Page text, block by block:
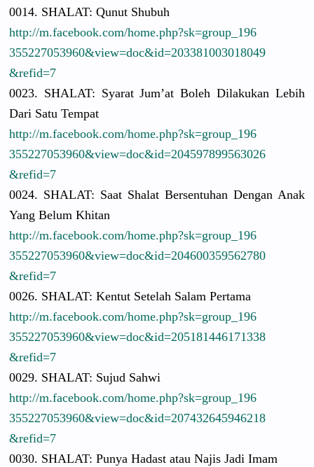
0014. SHALAT: Qunut Shubuh
http://m.facebook.com/home.php?sk=group_196
355227053960&view=doc&id=203381003018049
&refid=7
0023. SHALAT: Syarat Jum’at Boleh Dilakukan Lebih
Dari Satu Tempat
http://m.facebook.com/home.php?sk=group_196
355227053960&view=doc&id=204597899563026
&refid=7
0024. SHALAT: Saat Shalat Bersentuhan Dengan Anak
Yang Belum Khitan
http://m.facebook.com/home.php?sk=group_196
355227053960&view=doc&id=204600359562780
&refid=7
0026. SHALAT: Kentut Setelah Salam Pertama
http://m.facebook.com/home.php?sk=group_196
355227053960&view=doc&id=205181446171338
&refid=7
0029. SHALAT: Sujud Sahwi
http://m.facebook.com/home.php?sk=group_196
355227053960&view=doc&id=207432645946218
&refid=7
0030. SHALAT: Punya Hadast atau Najis Jadi Imam